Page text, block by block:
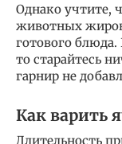
Однако учтите,
животных
готового блюда.
то старайтесь
гарнир не
Как варить
Длительность